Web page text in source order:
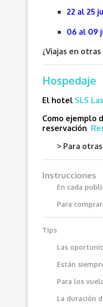
22 al 25
06 al 09
¿Viajas en
Hospedaje
El hotel SLS
Como ejemplo
reservación
> Para
Instrucciones
En cada
Para
Tips
Las
Están
Para los
La duración